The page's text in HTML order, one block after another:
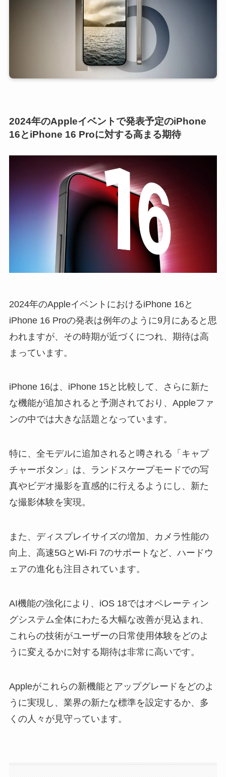
2024年のAppleイベントで発表予定のiPhone
16とiPhone 16 Proに対する高まる期待
2024年のAppleイベントにおけるiPhone 16と
iPhone 16 Proの発表は例年のように9月 にあると思
われますが、その時期が近づくにつれ、期待は高
まっています。
iPhone 16は、iPhone 15と比較して、さらに新た
な機能が追加されると予測されており、Appleファ
ンの中では大きな話題となっています。
特に、全モデルに追加されると噂される「 キャプ
チャーボタン 」は、ランドスケープモードでの写
真やビデオ撮影を直感的に行えるようにし、新た
な撮影体験を実現。
また、ディスプレイサイズの増加、カメラ性能の
向上、高速5GとWi-Fi 7のサポートなど、ハードウ
ェアの進化も注目されています。
AI機能の強化により、 iOS 18ではオペレーティン
グシステム全体にわたる大幅な改善が見込まれ、
これらの技術がユーザーの日常使用体験をどのよ
うに変えるかに対する期待は非常に高いです。
Appleがこれらの新機能とアップグレードをどのよ
うに実現し、業界の新たな標準を設定するか、多
くの人々が見守っています。